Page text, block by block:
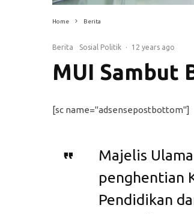
Home Berita
Berita Sosial Politik · 12 years ago
MUI Sambut
[sc name="adsensepostbottom"]
Majelis
penghentian
Pendidikan